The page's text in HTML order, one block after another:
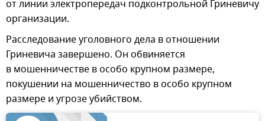
от линии электропередач подконтрольной Гриневичу
организации.
Расследование уголовного дела в отношении
Гриневича завершено. Он обвиняется
в мошенничестве в особо крупном размере,
покушении на мошенничество в особо крупном
размере и угрозе убийством.